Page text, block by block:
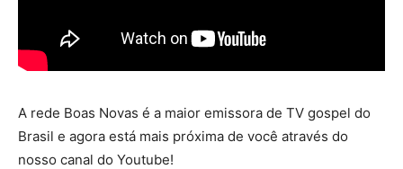
A rede Boas Novas é a maior emissora de TV gospel do
Brasil e agora está mais próxima de você através do
nosso canal do Youtube!